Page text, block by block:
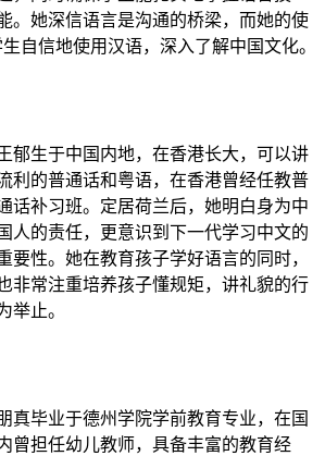
。她深信语言是沟通的桥梁，而她的使
自信地使用汉语，深入了解中国文化。
郁生于中国内地，在香港长大，可以讲
利的普通话和粤语，在香港曾经任教普
话补习班。定居荷兰后，她明白身为中
国人的责任，更意识到下一代学习中文的
要性。她在教育孩子学好语言的同时，
非常注重培养孩子懂规矩，讲礼貌的行
举止。
真毕业于德州学院学前教育专业，在国
曾担任幼儿教师，具备丰富的教育经